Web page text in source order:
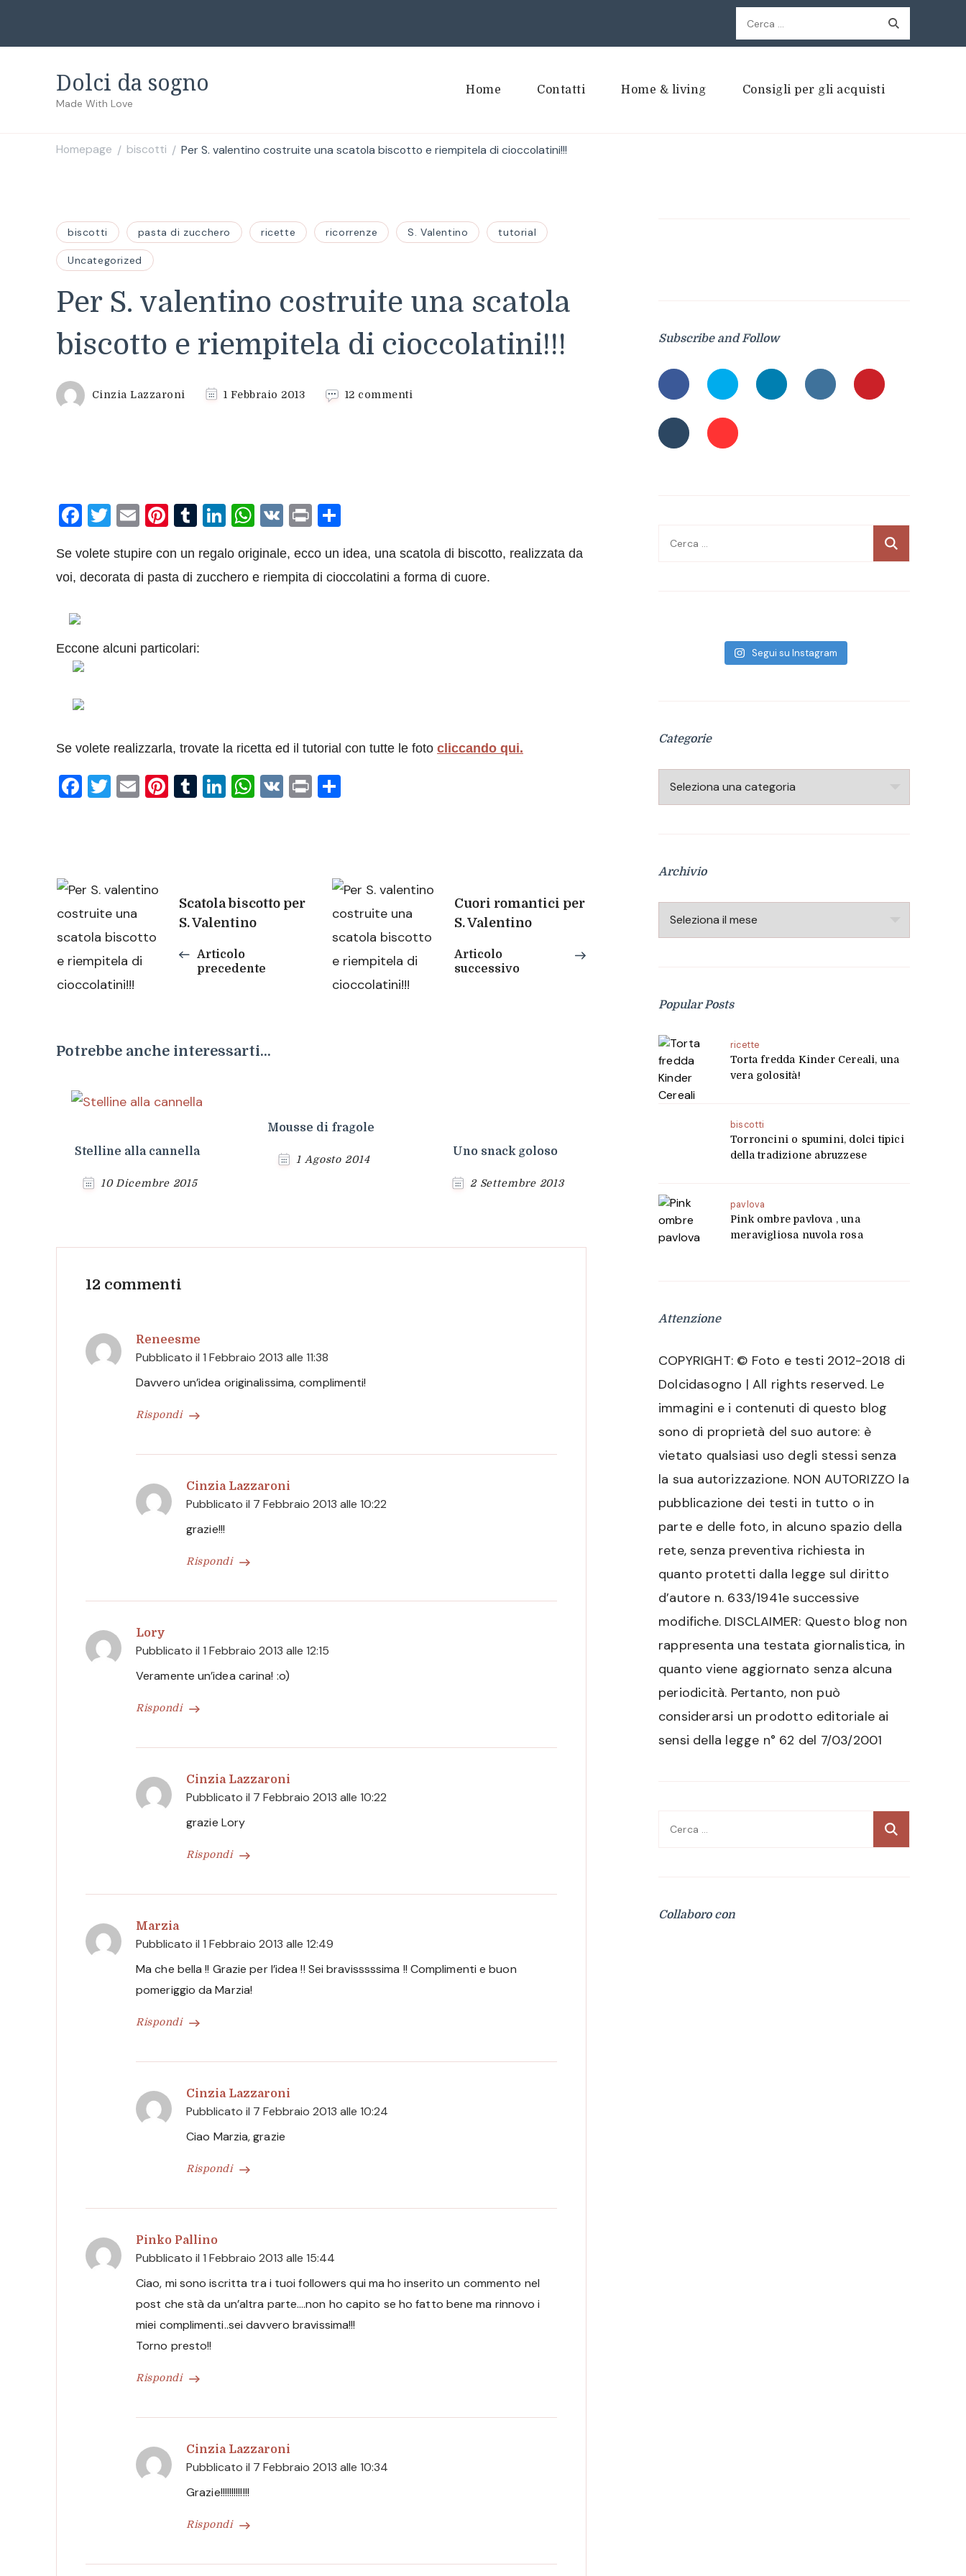
Ricerca
per:
Dolci da sogno
Made With Love
Home Contatti Home & living Consigli per gli acquisti
Homepage / biscotti / Per S. valentino costruite una scatola biscotto e riempitela di cioccolatini!!!
biscotti pasta di zucchero ricette ricorrenze S. Valentino tutorial
Uncategorized
Per S. valentino costruite una scatola
biscotto e riempitela di cioccolatini!!!
Cinzia Lazzaroni 1 Febbraio 2013 12 commenti
cioccolatini!!!
Facebook
Twitter
EmailPinterest
Tumblr
LinkedIn
WhatsApp
VK Print
Se volete stupire con un regalo originale, ecco un idea, una scatola di biscotto, realizzata da
voi, decorata di pasta di zucchero e riempita di cioccolatini a forma di cuore.
Eccone alcuni particolari:
Se volete realizzarla, trovate la ricetta ed il tutorial con tutte le foto cliccando qui.
Facebook
Twitter
EmailPinterest
Tumblr
LinkedIn
WhatsApp
VK Print
Navigazione
articoli
Scatola biscotto per
S. Valentino
Articolo
precedente
Cuori romantici per
S. Valentino
Articolo
successivo
Potrebbe anche interessarti...
Stelline alla cannella
10 Dicembre 2015
Mousse di fragole
1 Agosto 2014
Uno snack goloso
2 Settembre 2013
12 commenti
Reneesme
Pubblicato il 1 Febbraio 2013 alle 11:38
Rispondi
Davvero un’idea originalissima, complimenti!
Cinzia Lazzaroni
Pubblicato il 7 Febbraio 2013 alle 10:22
Rispondi
grazie!!!
Lory
Pubblicato il 1 Febbraio 2013 alle 12:15
Rispondi
Veramente un’idea carina! :o)
Cinzia Lazzaroni
Pubblicato il 7 Febbraio 2013 alle 10:22
Rispondi
grazie Lory
Marzia
Pubblicato il 1 Febbraio 2013 alle 12:49
Rispondi
Ma che bella !! Grazie per l’idea !! Sei bravisssssima !! Complimenti e buon
pomeriggio da Marzia!
Cinzia Lazzaroni
Pubblicato il 7 Febbraio 2013 alle 10:24
Rispondi
Ciao Marzia, grazie
Pinko Pallino
Pubblicato il 1 Febbraio 2013 alle 15:44
Rispondi
Ciao, mi sono iscritta tra i tuoi followers qui ma ho inserito un commento nel
post che stà da un’altra parte….non ho capito se ho fatto bene ma rinnovo i
miei complimenti..sei davvero bravissima!!!
Torno presto!!
Cinzia Lazzaroni
Pubblicato il 7 Febbraio 2013 alle 10:34
Rispondi
Grazie!!!!!!!!!!!!!
Subscribe and Follow
Ricerca
Segui su Instagram
Categorie
Categorie
Archivio
Archivio
Popular Posts
ricette
Torta fredda Kinder Cereali, una
vera golosità!
biscotti
Torroncini o spumini, dolci tipici
della tradizione abruzzese
pavlova
Pink ombre pavlova , una
meravigliosa nuvola rosa
Attenzione
COPYRIGHT: © Foto e testi 2012-2018 di
Dolcidasogno | All rights reserved. Le
immagini e i contenuti di questo blog
sono di proprietà del suo autore: è
vietato qualsiasi uso degli stessi senza
la sua autorizzazione. NON AUTORIZZO la
pubblicazione dei testi in tutto o in
parte e delle foto, in alcuno spazio della
rete, senza preventiva richiesta in
quanto protetti dalla legge sul diritto
d’autore n. 633/1941e successive
modifiche. DISCLAIMER: Questo blog non
rappresenta una testata giornalistica, in
quanto viene aggiornato senza alcuna
periodicità. Pertanto, non può
considerarsi un prodotto editoriale ai
sensi della legge n° 62 del 7/03/2001
Ricerca
Collaboro con